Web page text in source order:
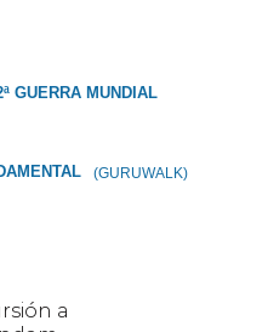
GUERRA MUNDIAL
(GURUWALK)